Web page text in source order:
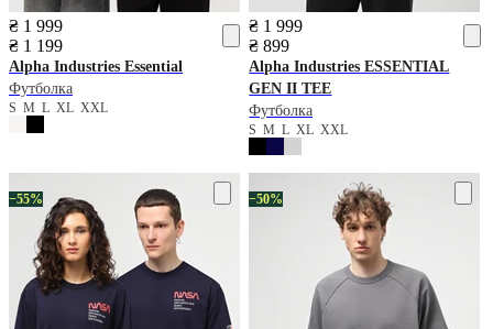
₴ 1 999
₴ 1 199
Alpha Industries Essential
Футболка
S M L XL XXL
₴ 1 999
₴ 899
Alpha Industries ESSENTIAL
GEN II TEE
Футболка
SMLXLXXL
−55% −50%